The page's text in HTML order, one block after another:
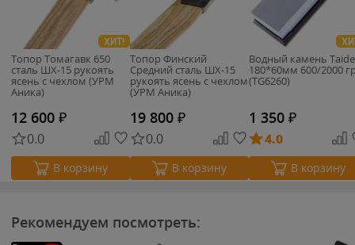
ХИТ!
Топор Томагавк 650
сталь ШХ-15 рукоять
ясень с чехлом (УРМ
Аника)
12 600 ₽
0.0
В корзину
Топор Финский
Средний сталь ШХ-15
рукоять ясень с чехлом
(УРМ Аника)
19 800 ₽
0.0
В корзину
Водный камень
180*60мм 600/2000
(TG6260)
1 350 ₽
4.0
В корзину
Рекомендуем посмотреть: